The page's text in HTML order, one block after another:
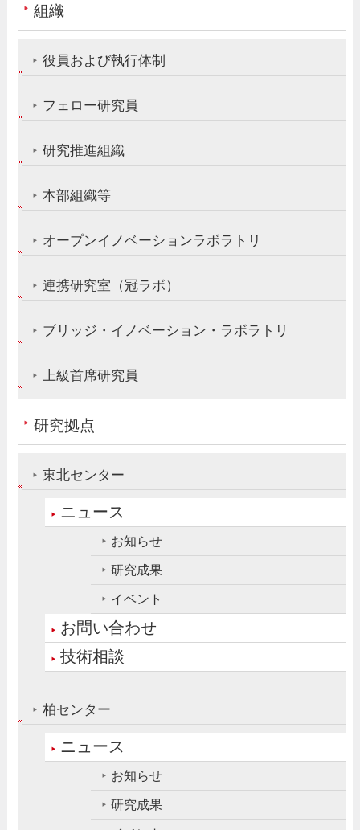
組織
役員および執行体制
フェロー研究員
研究推進組織
本部組織等
オープンイノベーションラボラトリ
連携研究室（冠ラボ）
ブリッジ・イノベーション・ラボラトリ
上級首席研究員
研究拠点
東北センター
ニュース
お知らせ
研究成果
イベント
お問い合わせ
技術相談
柏センター
ニュース
お知らせ
研究成果